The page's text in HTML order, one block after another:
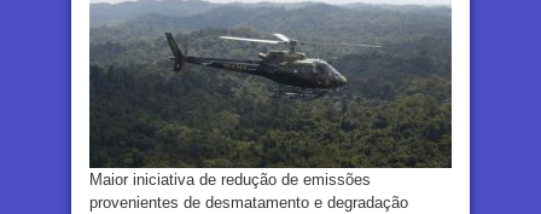
Maior iniciativa de redução de emissões
provenientes de desmatamento e degradação